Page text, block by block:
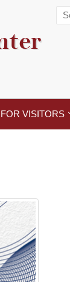
FOR VISITORS